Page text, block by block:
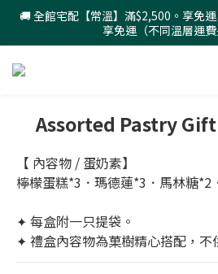
🚚 全館宅配【常溫】滿$2,500。享免
享免運（不同溫層運
Assorted Pastry
【 內容物 / 蛋奶素】
檸檬蛋糕*3．瑪德蓮*3．馬林糖*2
✦ 每盒附一只提袋。
✦ 禮盒內容物為菓樹精心搭配，不